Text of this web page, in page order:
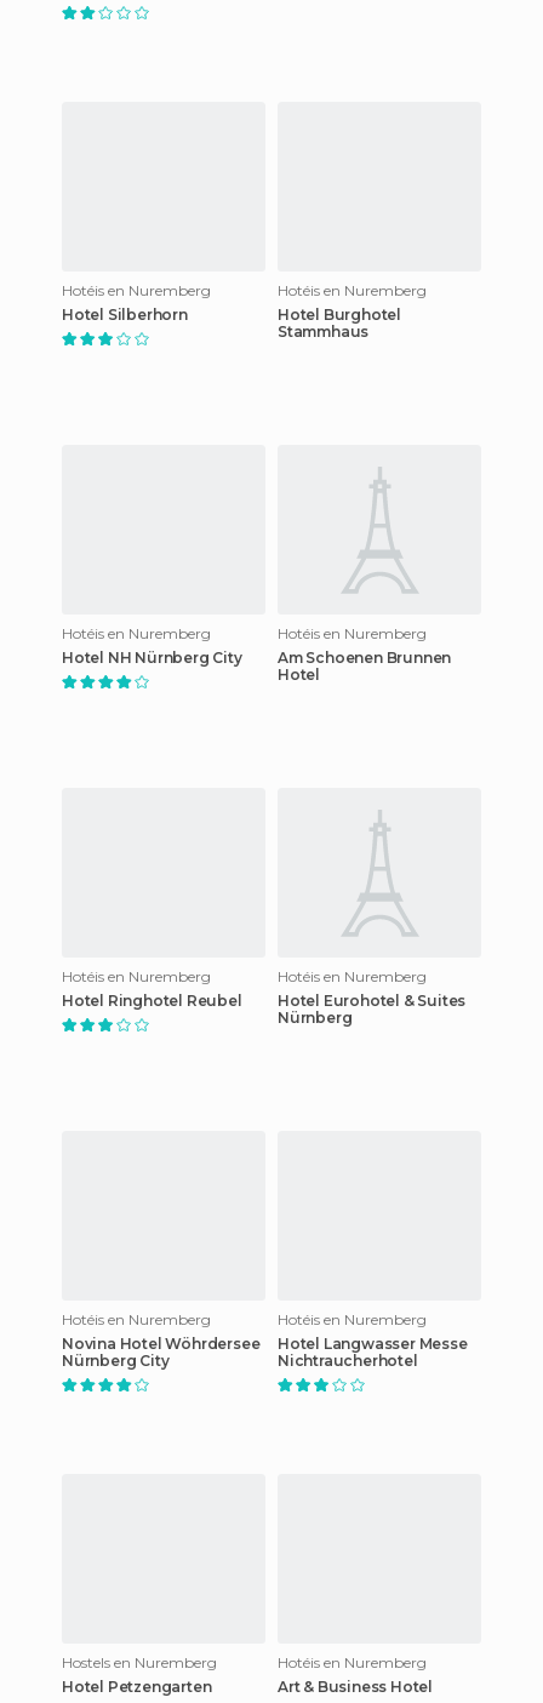
Hotéis en Nuremberg
Hotel Silberhorn
Hotéis en Nuremberg
Hotel Burghotel
Stammhaus
Hotéis en Nuremberg
Hotel NH Nürnberg City
Hotéis en Nuremberg
Am Schoenen Brunnen
Hotel
Hotéis en Nuremberg
Hotel Ringhotel Reubel
Hotéis en Nuremberg
Hotel Eurohotel & Suites
Nürnberg
Hotéis en Nuremberg
Novina Hotel Wöhrdersee
Nürnberg City
Hotéis en Nuremberg
Hotel Langwasser Messe
Nichtraucherhotel
Hostels en Nuremberg
Hotel Petzengarten
Hotéis en Nuremberg
Art & Business Hotel